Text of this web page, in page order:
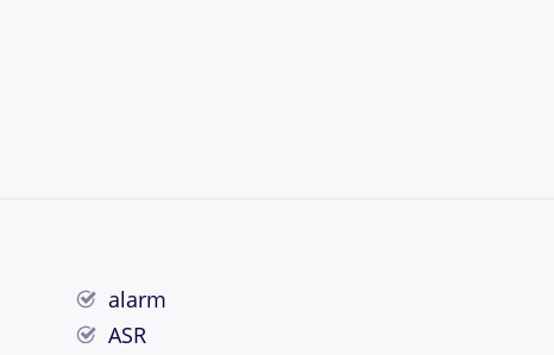
alarm
ASR